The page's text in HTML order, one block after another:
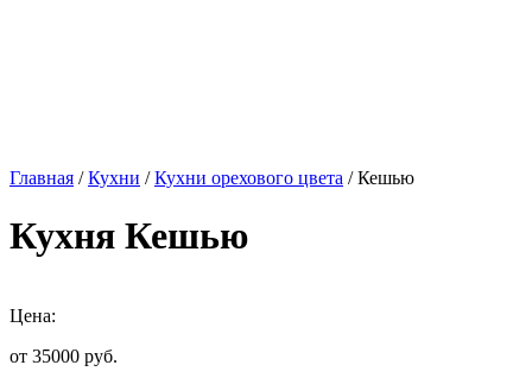
Главная /Кухни /Кухни орехового цвета / Кешью
Кухня Кешью
Цена:
от 35000 руб.